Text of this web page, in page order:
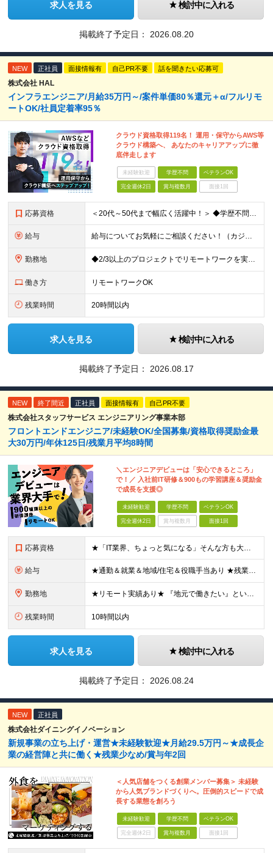
求人を見る 検討中に入れる
掲載終了予定日： 2026.08.20
NEW 正社員 面接情報有 自己PR不要 話を聞きたい応募可
株式会社 HAL
インフラエンジニア/月給35万円～/案件単価80％還元＋α/フルリモ
ートOK/社員定着率95％
クラウド資格取得119名！ 運用・保守からAWS等
クラウド構築へ、 あなたのキャリアアップに徹
底伴走します
未経験歓迎 学歴不問 ベテランOK
完全週休2日 賞与複数月 面接1回
応募資格 ＜20代～50代まで幅広く活躍中！＞ ◆学歴不問 ◆何らかのインフラ関連の実務経験 ★経験年数不問/運用監視レベルも歓迎 ＜こんな方は大歓迎！＞ ◎今の収入に不満がある ◎もっと上流の案件で活躍した
給与 給与についてお気軽にご相談ください！（カジュアル面談可能） 月給35万円～＋各種手当＋賞与2回 ※固定残業代は、時間外労働の有無に関わらず40時間分を87,500円～支給 ※超過分は別途支給 ※試用
勤務地 ◆2/3以上のプロジェクトでリモートワークを実施中！ ≪自社拠点≫ ・東京本社／東京都千代田区丸の内二丁目6番1号 丸の内パークビルディング6階 ・関西支社／⼤阪府⼤阪市中央区安⼟町2-3-13 ⼤
働き方 リモートワークOK
残業時間 20時間以内
求人を見る 検討中に入れる
掲載終了予定日： 2026.08.17
NEW 終了間近 正社員 面接情報有 自己PR不要
株式会社スタッフサービス エンジニアリング事業本部
フロントエンドエンジニア/未経験OK/全国募集/資格取得奨励金最
大30万円/年休125日/残業月平均8時間
＼エンジニアデビューは「安心できるところ」
で！／ 入社前IT研修＆900もの学習講座＆奨励金
で成長を支援◎
未経験歓迎 学歴不問 ベテランOK
完全週休2日 賞与複数月 面接1回
応募資格 ★「IT業界、ちょっと気になる」そんな方も大歓迎！ ■学歴不問 ■未経験・第二新卒歓迎 ■知識・経験はこれから身につけていければOK！ □■ステップアップ■□ 社内システム開発やインフラ構築などジャ
給与 ★通勤＆就業＆地域/住宅＆役職手当あり ★残業代は全額支給 ★選べる給与制度あり！ ■東京・神奈川・千葉・埼玉勤務の場合 月給24.5万円～55万円＋諸手当 （残業代は全額支給） (20,000円の
勤務地 ★リモート実績あり★ 『地元で働きたい』という希望に、業界トップクラス約7,000件の取引事業所数、90,000件以上のプロジェクトから検討をいたします。 全国の取引先での就業となります（沖縄を除
残業時間 10時間以内
求人を見る 検討中に入れる
掲載終了予定日： 2026.08.24
NEW 正社員
株式会社ダイニングイノベーション
新規事業の立ち上げ・運営★未経験歓迎★月給29.5万円～★成長企
業の経営陣と共に働く★残業少なめ/賞与年2回
＜人気店舗をつくる創業メンバー募集＞ 未経験
から人気ブランドづくりへ。圧倒的スピードで成
長する業態を創ろう
未経験歓迎 学歴不問 ベテランOK
完全週休2日 賞与複数月 面接1回